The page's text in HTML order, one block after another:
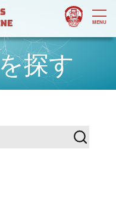
探す